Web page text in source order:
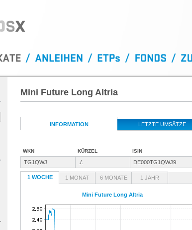
Mini Future Long Altria
INFORMATION LETZTE UMSÄTZE
WKN KÜRZEL ISIN
TG1QWJ ./. DE000TG1QWJ9
1 WOCHE 1 MONAT 6 MONATE 1 JAHR
Mini Future Long Altria